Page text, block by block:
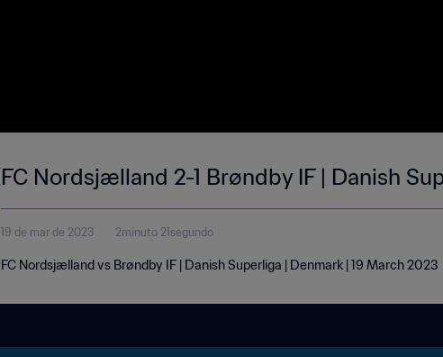
FC Nordsjælland 2-1 Brøndby IF | Danish
19 de mar de 2023 2minuto 21segundo
FC Nordsjælland vs Brøndby IF | Danish Superliga | Denmark | 19 March 2023